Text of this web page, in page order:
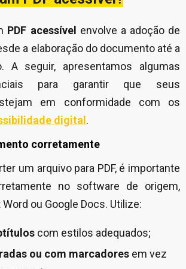
PDF acessível envolve a adoção de
a elaboração do documento até a
A seguir, apresentamos algumas
para garantir que seus
em conformidade com os
digital .
corretamente
um arquivo para PDF, é importante
no software de origem,
ou Google Docs. Utilize:
com estilos adequados;
ou com marcadores em vez